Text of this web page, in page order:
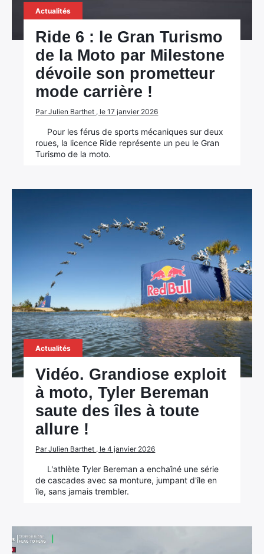
Actualités
Ride 6 : le Gran Turismo
de la Moto par Milestone
dévoile son prometteur
mode carrière !
Par Julien Barthet , le 17 janvier 2026
Pour les férus de sports mécaniques sur deux
roues, la licence Ride représente un peu le Gran
Turismo de la moto.
Actualités
Vidéo. Grandiose exploit
à moto, Tyler Bereman
saute des îles à toute
allure !
Par Julien Barthet , le 4 janvier 2026
L'athlète Tyler Bereman a enchaîné une série
de cascades avec sa monture, jumpant d'île en
île, sans jamais trembler.